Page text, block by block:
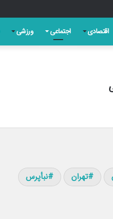
روز تبریز به بهانه سالروز مشروطه
اقتصادی اجتماعی ورزشی
تهران نبأپرس